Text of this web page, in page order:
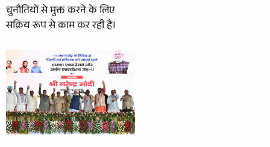
चुनौतियों से मुक्त करने के लिए
सक्रिय रूप से काम कर रही है।